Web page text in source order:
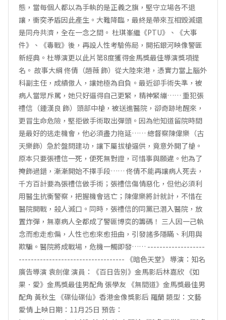
態，當每個人都以為手執的是正義之旗，堅守立場各不退
讓，衝突矛盾因此產生。大難降臨，最終是帶來互相毀滅還
是同舟共濟，全在一念之間。 杜琪峯繼《PTU》、《大事
件》、《毒戰》後，再設人性考驗佈局，開拓銀河映像警匪
新經典。杜導演更以此片第8度獲得金馬獎最佳導演獎項提
名。 故事大綱 佟倩（趙薇 飾）從大陸來港，憑實力當上腦外
科副主任，成績傲人，讓她極為自負。最近卻手術失準，被
病人當眾斥罵，她只好逼得自己更緊，精神緊繃…… 重犯張
禮信（鍾漢良 飾）頭部中槍，被送進醫院，卻奇跡地醒來，
更冒生命危險，堅拒做手術取出彈頭。因為他知道留院時間
是最好的逃走機會，他必須盡力拖延…… 總督察陳偉樂（古
天樂飾）急於盤問建功，讓下屬拔槍逼供，竟意外開了槍。
原本只要張禮信一死，便死無對證，可惜事與願違。他為了
掩飾過錯，漸漸開始不擇手段…… 佟倩不能再讓病人死去，
千方百計要為張禮信做手術；張禮信傷情惡化，但他必須利
用醫生抗衡警察，把握機會逃亡；陳偉樂將計就計，不惜在
醫院開戰，殺人滅口。同時，張禮信的同黨已潛入醫院，放
置炸彈，無辜病人全都成了警匪博奕的籌碼！ 三人因一己執
念而愈走愈偏，人性也愈來愈扭曲，引發諸多隱瞞、利用與
欺騙。醫院將成戰場，危機一觸即發…… -------------------
----------------------------------- 《暗色天堂》 導演：知名
廣告導演 袁劍偉 演員：《百日告別》金馬影后林嘉欣 《如
果．愛》金馬獎最佳男配角 張學友 《無間道》金馬獎最佳男
配角 黃秋生 《碟仙碟仙》香港金像獎影后 羅蘭 類型：文藝
愛情 上映日期：11月25日 預告：